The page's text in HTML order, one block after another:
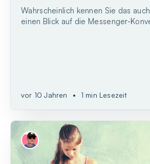
Wahrscheinlich kennen Sie das
einen Blick auf die Messenger-
vor 10 Jahren • 1 min Lesezeit